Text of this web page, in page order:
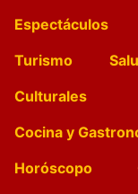
Espectáculos
Turismo
Culturales
Cocina y
Horóscopo